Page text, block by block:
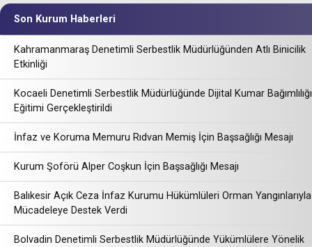
Son Kurum Haberleri
Kahramanmaraş Denetimli Serbestlik Müdürlüğünden Atlı Binicilik
Etkinliği
Kocaeli Denetimli Serbestlik Müdürlüğünde Dijital Kumar Bağımlılığı
Eğitimi Gerçekleştirildi
İnfaz ve Koruma Memuru Rıdvan Memiş İçin Başsağlığı Mesajı
Kurum Şoförü Alper Coşkun İçin Başsağlığı Mesajı
Balıkesir Açık Ceza İnfaz Kurumu Hükümlüleri Orman Yangınlarıyla
Mücadeleye Destek Verdi
Bolvadin Denetimli Serbestlik Müdürlüğünde Yükümlülere Yönelik